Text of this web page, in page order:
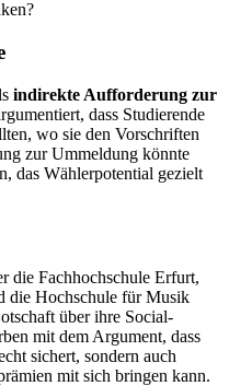
indirekte Aufforderung zur
dass Studierende
wo sie den Vorschriften
zur Ummeldung könnte
das Wählerpotential gezielt
die Fachhochschule Erfurt,
die Hochschule für Musik
über ihre Social-
mit dem Argument, dass
sichert, sondern auch
mit sich bringen kann.